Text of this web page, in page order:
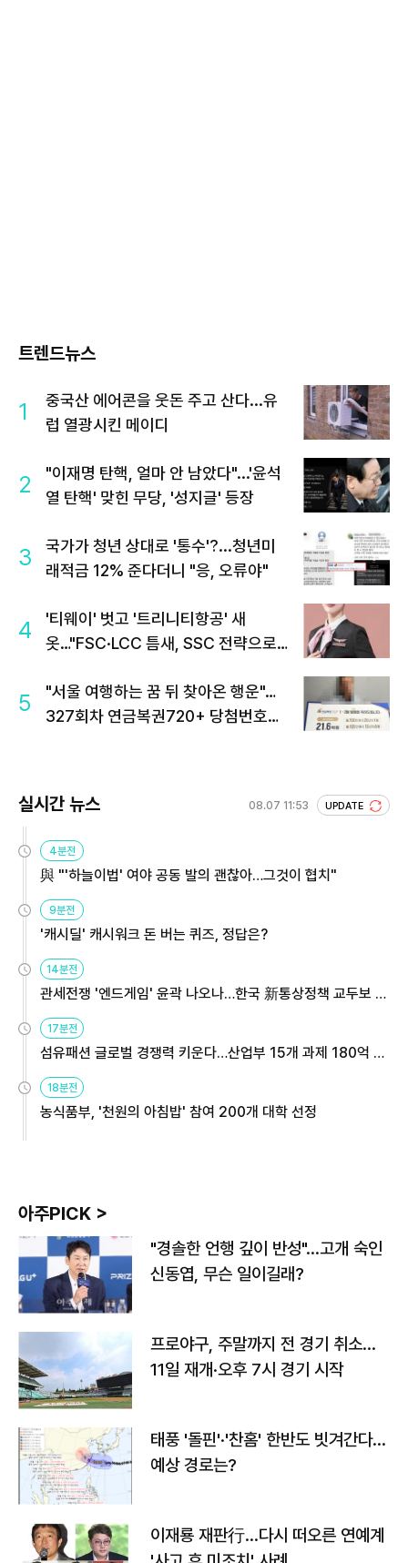
트렌드뉴스
1
중국산 에어콘을 웃돈 주고 산다...유
럽 열광시킨 메이디
2
"이재명 탄핵, 얼마 안 남았다"...'윤석
열 탄핵' 맞힌 무당, '성지글' 등장
3
국가가 청년 상대로 '통수'?...청년미
래적금 12% 준다더니 "응, 오류야"
4
'티웨이' 벗고 '트리니티항공' 새
옷…"FSC·LCC 틈새, SSC 전략으로
5
"서울 여행하는 꿈 뒤 찾아온 행운"…
327회차 연금복권720+ 당첨번호조
실시간 뉴스 08.07 11:53 UPDATE
4분전
與 "'하늘이법' 여야 공동 발의 괜찮아…그것이 협치"
9분전
'캐시딜' 캐시워크 돈 버는 퀴즈, 정답은?
14분전
관세전쟁 '엔드게임' 윤곽 나오나…한국 新통상정책 교두보 활
용해야
17분전
섬유패션 글로벌 경쟁력 키운다…산업부 15개 과제 180억 지
원
18분전
농식품부, '천원의 아침밥' 참여 200개 대학 선정
아주PICK >
"경솔한 언행 깊이 반성"…고개 숙인
신동엽, 무슨 일이길래?
프로야구, 주말까지 전 경기 취소…
11일 재개·오후 7시 경기 시작
태풍 '돌핀'·'찬홈' 한반도 빗겨간다…
예상 경로는?
이재룡 재판行…다시 떠오른 연예계